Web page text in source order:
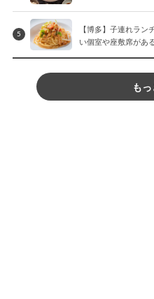
5
【博多】子連れラ
い個室や座敷席があ
も